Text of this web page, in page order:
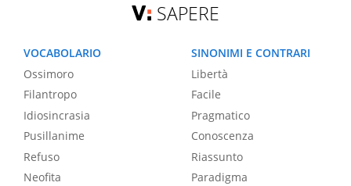
SAPERE
VOCABOLARIO
Ossimoro
Filantropo
Idiosincrasia
Pusillanime
Refuso
Neofita
SINONIMI E CONTRARI
Libertà
Facile
Pragmatico
Conoscenza
Riassunto
Paradigma